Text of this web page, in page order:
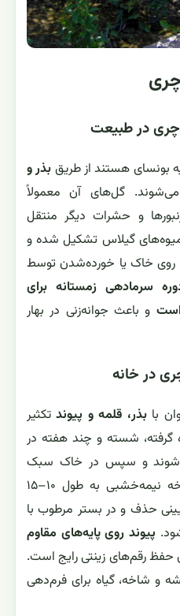
چری در طبیعت
بونسای هستند از طریق بذر و
می‌شوند. گل‌های آن معمولاً
و حشرات دیگر منتقل
گیلاس تشکیل شده و
روی خاک یا خورده‌شدن توسط
سرمادهی زمستانه برای
و باعث جوانه‌زنی در بهار
در خانه
بابذر، قلمه و پیوندتکثیر
گرفته، شسته و چند هفته در
شوند و سپس در خاک سبک
کاشته شوند. برای قلمه، شاخه نیمه‌خشبی به طول ۱۰–۱۵
حذف و در بستر مرطوب با
پیوند روی پایه‌های مقاوم
حفظ رقم‌های زینتی رایج است.
و شاخه، گیاه برای فرم‌دهی